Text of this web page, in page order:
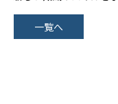
一覧へ